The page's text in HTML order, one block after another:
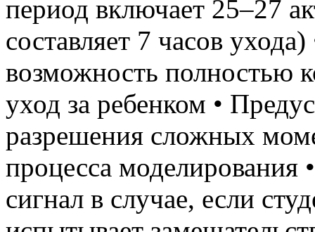
период включает 25–27
составляет 7 часов
возможность полностью
уход за ребенком •
разрешения сложных
процесса моделирования
сигнал в случае, если